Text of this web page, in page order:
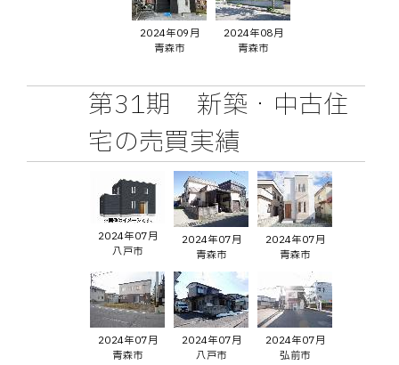
2024年09月
青森市
2024年08月
青森市
第31期 新築・中古住
宅の売買実績
2024年07月
八戸市
2024年07月
青森市
2024年07月
青森市
2024年07月
青森市
2024年07月
八戸市
2024年07月
弘前市